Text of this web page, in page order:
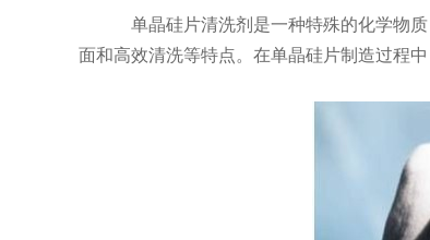
单晶硅片清洗剂是一种特殊的化学物
面和高效清洗等特点。在单晶硅片制造过程